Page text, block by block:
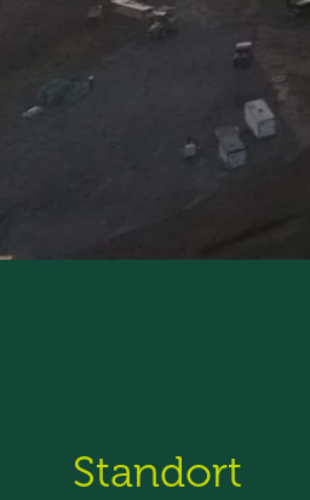
Standort